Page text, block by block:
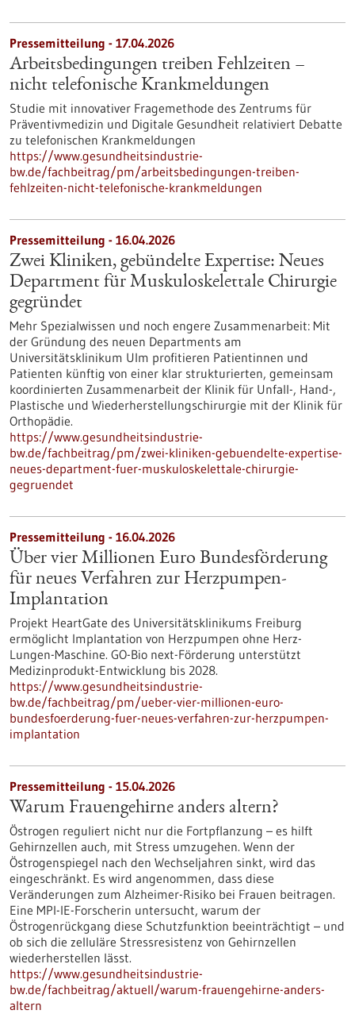
Pressemitteilung - 17.04.2026
Arbeitsbedingungen treiben Fehlzeiten –
nicht telefonische Krankmeldungen
Studie mit innovativer Fragemethode des Zentrums für
Präventivmedizin und Digitale Gesundheit relativiert Debatte
zu telefonischen Krankmeldungen
https://www.gesundheitsindustrie-
bw.de/fachbeitrag/pm/arbeitsbedingungen-treiben-
fehlzeiten-nicht-telefonische-krankmeldungen
Pressemitteilung - 16.04.2026
Zwei Kliniken, gebündelte Expertise: Neues
Department für Muskuloskelettale Chirurgie
gegründet
Mehr Spezialwissen und noch engere Zusammenarbeit: Mit
der Gründung des neuen Departments am
Universitätsklinikum Ulm profitieren Patientinnen und
Patienten künftig von einer klar strukturierten, gemeinsam
koordinierten Zusammenarbeit der Klinik für Unfall-​, Hand-,
Plastische und Wiederherstellungschirurgie mit der Klinik für
Orthopädie.
https://www.gesundheitsindustrie-
bw.de/fachbeitrag/pm/zwei-kliniken-gebuendelte-expertise-
neues-department-fuer-muskuloskelettale-chirurgie-
gegruendet
Pressemitteilung - 16.04.2026
Über vier Millionen Euro Bundesförderung
für neues Verfahren zur Herzpumpen-
Implantation
Projekt HeartGate des Universitätsklinikums Freiburg
ermöglicht Implantation von Herzpumpen ohne Herz-
Lungen-Maschine. GO-Bio next-Förderung unterstützt
Medizinprodukt-Entwicklung bis 2028.
https://www.gesundheitsindustrie-
bw.de/fachbeitrag/pm/ueber-vier-millionen-euro-
bundesfoerderung-fuer-neues-verfahren-zur-herzpumpen-
implantation
Pressemitteilung - 15.04.2026
Warum Frauengehirne anders altern?
Östrogen reguliert nicht nur die Fortpflanzung – es hilft
Gehirnzellen auch, mit Stress umzugehen. Wenn der
Östrogenspiegel nach den Wechseljahren sinkt, wird das
eingeschränkt. Es wird angenommen, dass diese
Veränderungen zum Alzheimer-Risiko bei Frauen beitragen.
Eine MPI-IE-Forscherin untersucht, warum der
Östrogenrückgang diese Schutzfunktion beeinträchtigt – und
ob sich die zelluläre Stressresistenz von Gehirnzellen
wiederherstellen lässt.
https://www.gesundheitsindustrie-
bw.de/fachbeitrag/aktuell/warum-frauengehirne-anders-
altern